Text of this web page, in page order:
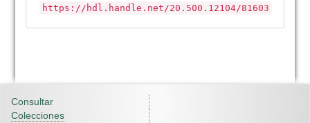
https://hdl.handle.net/20.500.12104/81603
Consultar
Colecciones